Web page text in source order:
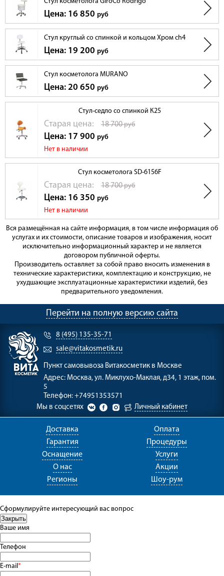
Цена: 16 850 руб
Стул круглый со спинкой и кольцом Хром ch4
Цена: 19 200 руб
Стул косметолога MURANO
Цена: 20 650 руб
Стул-седло со спинкой К25
Cтарая цена: 18 700руб
Цена: 17 900 руб
Нет в наличии
Стул косметолога SD-6156F
Cтарая цена: 18 700руб
Цена: 16 350 руб
Нет в наличии
Вся размещённая на сайте информация, в том числе информация об
услугах и их стоимости, описание товаров и изображения, носит
исключительно информационный характер и не является
договором публичной оферты.
Производитель оставляет за собой право вносить изменения в
технические характеристики, комплектацию и конструкцию, не
ухудшающие эксплуатационные характеристики изделий, без
предварительного уведомления.
Перейти на полную версию сайта
8 (495) 135-35-71
sale@vitakosmetik.ru
Пункт самовывоза Витакосметик в Москве
Адрес: Москва, ул. Миклухо-Маклая, д34, 1 этаж, пом.
5
Телефон: +74951353571
Мы в соцсетях
Личный кабинет
Доставка
Оплата
Гарантия
Процедуры
Оснащение
Услуги
О нас
Акции
Регионы
Шоу-рум
Сформулируйте интересующий вас вопрос
Ваше имя
Телефон
E-mail*